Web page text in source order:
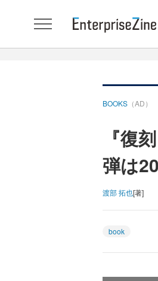
BOOKS （AD）
『復
弾は
渡部 拓也[著]
book